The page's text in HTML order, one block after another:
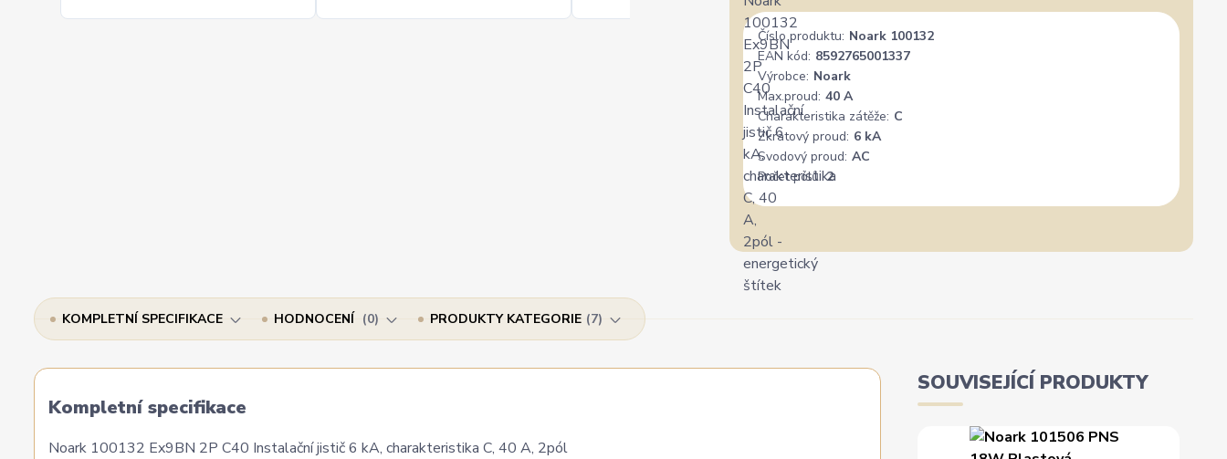
Číslo produktu: Noark 100132
EAN kód: 8592765001337
Výrobce: Noark
Max.proud: 40 A
Charakteristika zátěže: C
Zkratový proud: 6 kA
Svodový proud: AC
Počet pólů: 2
KOMPLETNÍ SPECIFIKACE HODNOCENÍ 0 PRODUKTY KATEGORIE 7
Kompletní specifikace
Noark 100132 Ex9BN 2P C40 Instalační jistič 6 kA, charakteristika C, 40 A, 2pól
SOUVISEJÍCÍ PRODUKTY